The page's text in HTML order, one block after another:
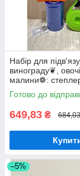
Набір для
винограду❦,
малини❁:
Tapetool✚стрічка
✚скоби 10000
Готово до
649,83 ₴
–5%